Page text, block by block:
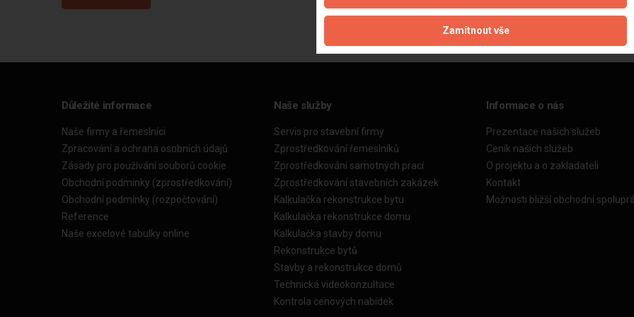
Důležité informace
Naše firmy a řemeslníci
Zpracování a ochrana osobních údajů
Zásady pro používání souborů cookie
Obchodní podmínky (zprostředkování)
Obchodní podmínky (rozpočtování)
Reference
Naše excelové tabulky online
Naše služby
Servis pro stavební firmy
Zprostředkování řemeslníků
Zprostředkování samotných prací
Zprostředkování stavebních zakázek
Kalkulačka rekonstrukce bytu
Kalkulačka rekonstrukce domu
Kalkulačka stavby domu
Rekonstrukce bytů
Stavby a rekonstrukce domů
Technická videokonzultace
Kontrola cenových nabídek
Informace o nás
Prezentace našich služeb
Ceník našich služeb
O projektu a o zakladateli
Kontakt
Možnosti bližší obchodní
Zamítnout vše